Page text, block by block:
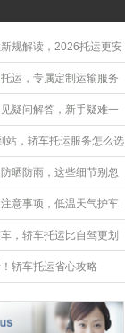
规解读，2026托运更安
运，专属定制运输服务
疑问解答，新手疑难一
站，轿车托运服务怎么选
晒防雨，这些细节别忽
意事项，低温天气护车
，轿车托运比自驾更划
轿车托运省心攻略